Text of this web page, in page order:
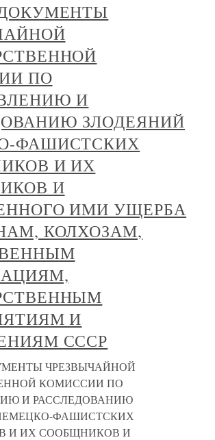
ПО
И
ЗЛОДЕЯНИЙ
ФАШИСТСКИХ
И ИХ
И
ИМИ УЩЕРБА
КОЛХОЗАМ,
И
СССР
ЧРЕЗВЫЧАЙНОЙ
КОМИССИИ ПО
И РАССЛЕДОВАНИЮ
ФАШИСТСКИХ
И ИХ СООБЩНИКОВ И